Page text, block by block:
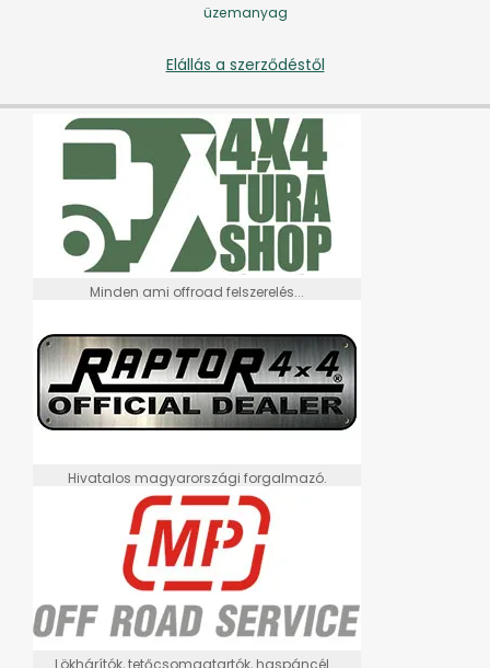
üzemanyag
Elállás a szerződéstől
Minden ami offroad felszerelés...
Hivatalos magyarországi forgalmazó.
Lökhárítók, tetőcsomagtartók, haspáncél...